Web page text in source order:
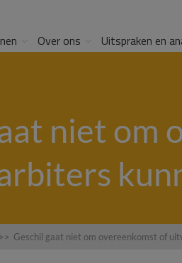
Over ons Uitspraken en
niet om
>> Geschil gaat niet om overeenkomst of